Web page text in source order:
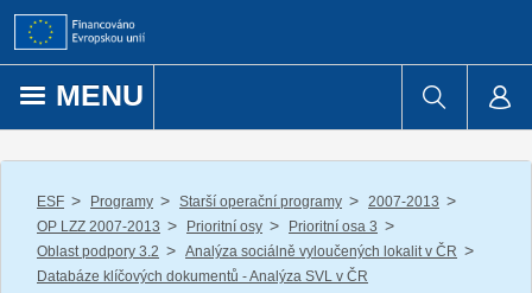
Přejít k obsahu
MENU
ESF / Programy / Starší operační programy / 2007-2013 /
OP LZZ 2007-2013 / Prioritní osy / Prioritní osa 3 /
Oblast podpory 3.2 / Analýza sociálně vyloučených lokalit v ČR /
Databáze klíčových dokumentů - Analýza SVL v ČR